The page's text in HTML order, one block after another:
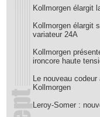
Kollmorgen élargit
Kollmorgen élargit
variateur 24A
Kollmorgen
ironcore haute
Le nouveau
Kollmorgen
Leroy-Somer :